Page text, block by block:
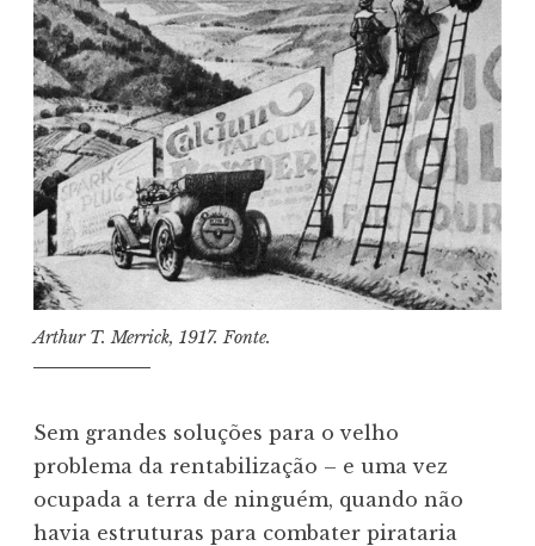
Arthur T. Merrick, 1917. Fonte.
Sem grandes soluções para o velho
problema da rentabilização – e uma vez
ocupada a terra de ninguém, quando não
havia estruturas para combater pirataria